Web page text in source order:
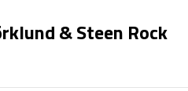
& Steen Rock